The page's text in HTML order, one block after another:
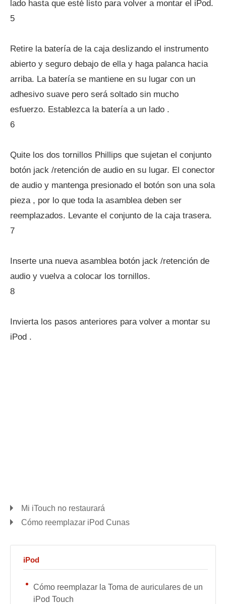
lado hasta que esté listo para volver a montar el iPod.
5
Retire la batería de la caja deslizando el instrumento
abierto y seguro debajo de ella y haga palanca hacia
arriba. La batería se mantiene en su lugar con un
adhesivo suave pero será soltado sin mucho
esfuerzo. Establezca la batería a un lado .
6
Quite los dos tornillos Phillips que sujetan el conjunto
botón jack /retención de audio en su lugar. El conector
de audio y mantenga presionado el botón son una sola
pieza , por lo que toda la asamblea deben ser
reemplazados. Levante el conjunto de la caja trasera.
7
Inserte una nueva asamblea botón jack /retención de
audio y vuelva a colocar los tornillos.
8
Invierta los pasos anteriores para volver a montar su
iPod .
Mi iTouch no restaurará
Cómo reemplazar iPod Cunas
iPod
Cómo reemplazar la Toma de auriculares de un
iPod Touch